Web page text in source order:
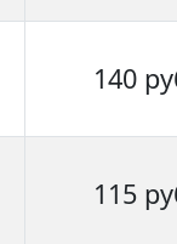
140
115